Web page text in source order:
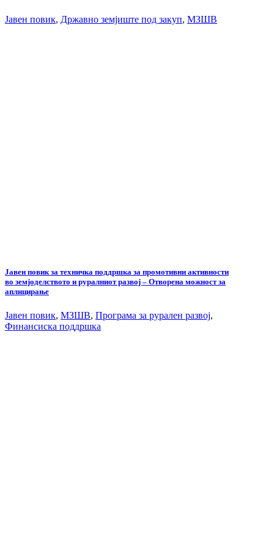
Јавен повик, Државно земјиште под закуп, МЗШВ
Јавен повик за техничка поддршка за промотивни активности
во земјоделството и руралниот развој – Отворена можност за
аплицирање
Јавен повик, МЗШВ, Програма за рурален развој,
Финансиска поддршка